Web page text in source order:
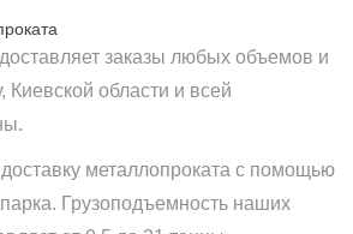
заказы любых объемов и
Киевской области и всей
металлопроката с помощью
Грузоподъемность наших